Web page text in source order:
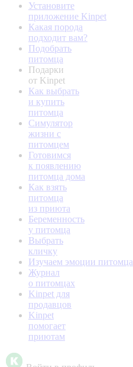
Установите
приложение Kinpet
Какая порода
подходит вам?
Подобрать
питомца
Подарки
от Kinpet
Как выбрать
и купить
питомца
Симулятор
жизни с
питомцем
Готовимся
к появлению
питомца дома
Как взять
питомца
из приюта
Беременность
у питомца
Выбрать
кличку
Изучаем эмоции питомца
Журнал
о питомцах
Kinpet для
продавцов
Kinpet
помогает
приютам